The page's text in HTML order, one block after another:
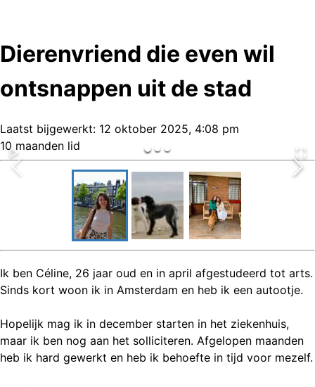
Dierenvriend die even wil
ontsnappen uit de stad
Laatst bijgewerkt: 12 oktober 2025, 4:08 pm
10 maanden lid
Ik ben Céline, 26 jaar oud en in april afgestudeerd tot arts.
Sinds kort woon ik in Amsterdam en heb ik een autootje.
Hopelijk mag ik in december starten in het ziekenhuis,
maar ik ben nog aan het solliciteren. Afgelopen maanden
heb ik hard gewerkt en heb ik behoefte in tijd voor mezelf.